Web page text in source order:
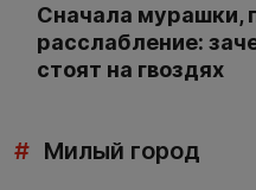
Сначала мурашки,
расслабление:
стоят на гвоздях
# Милый город